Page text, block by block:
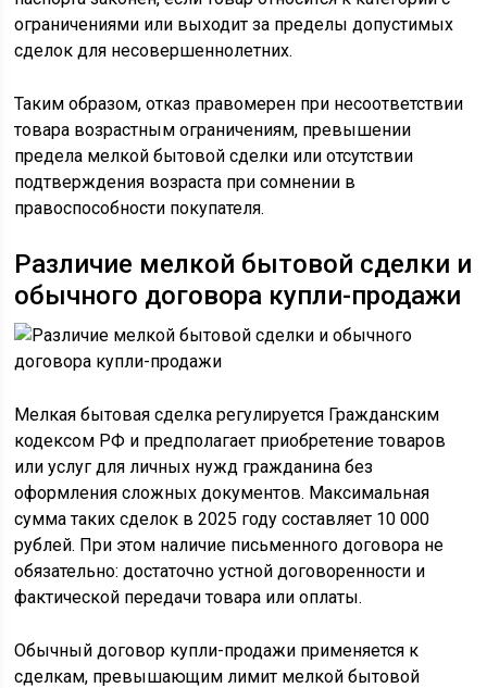
ограничениями или выходит за пределы допустимых
сделок для несовершеннолетних.
Таким образом, отказ правомерен при несоответствии
товара возрастным ограничениям, превышении
предела мелкой бытовой сделки или отсутствии
подтверждения возраста при сомнении в
правоспособности покупателя.
Различие мелкой бытовой сделки и
обычного договора купли-продажи
Мелкая бытовая сделка регулируется Гражданским
кодексом РФ и предполагает приобретение товаров
или услуг для личных нужд гражданина без
оформления сложных документов. Максимальная
сумма таких сделок в 2025 году составляет 10 000
рублей. При этом наличие письменного договора не
обязательно: достаточно устной договоренности и
фактической передачи товара или оплаты.
Обычный договор купли-продажи применяется к
сделкам, превышающим лимит мелкой бытовой